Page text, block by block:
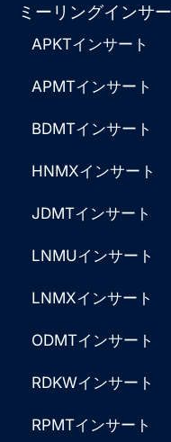
ミーリングインサ
APKTインサート
APMTインサート
BDMTインサート
HNMXインサート
JDMTインサート
LNMUインサート
LNMXインサート
ODMTインサート
RDKWインサート
RPMTインサート